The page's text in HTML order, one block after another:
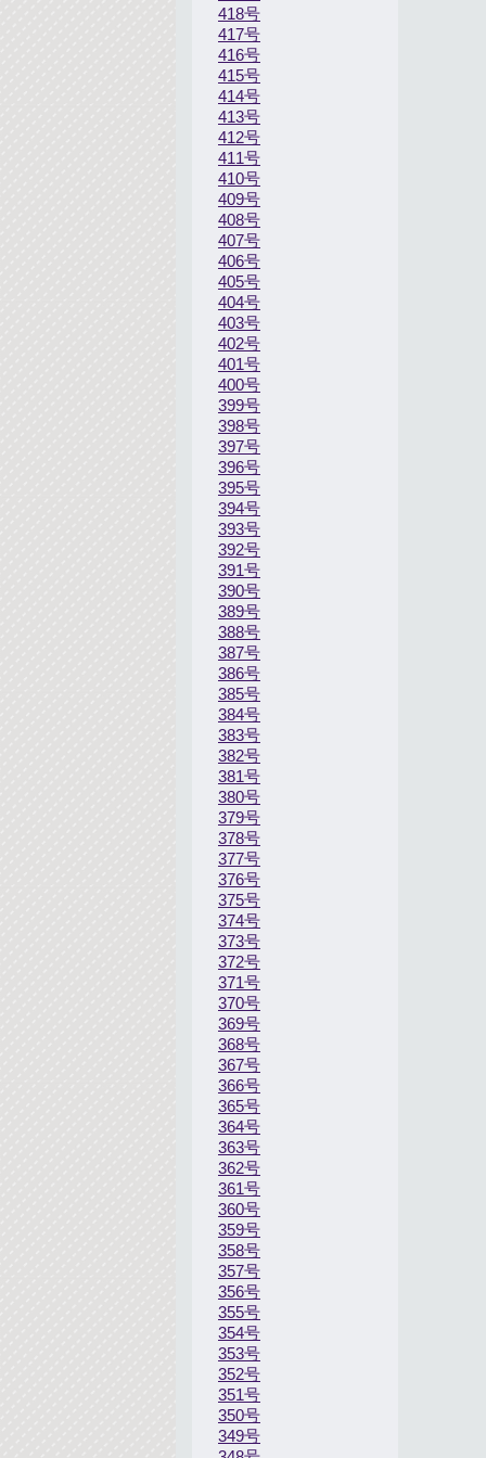
418号
417号
416号
415号
414号
413号
412号
411号
410号
409号
408号
407号
406号
405号
404号
403号
402号
401号
400号
399号
398号
397号
396号
395号
394号
393号
392号
391号
390号
389号
388号
387号
386号
385号
384号
383号
382号
381号
380号
379号
378号
377号
376号
375号
374号
373号
372号
371号
370号
369号
368号
367号
366号
365号
364号
363号
362号
361号
360号
359号
358号
357号
356号
355号
354号
353号
352号
351号
350号
349号